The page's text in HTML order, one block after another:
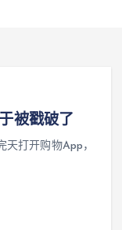
被戳破了
打开购物App，